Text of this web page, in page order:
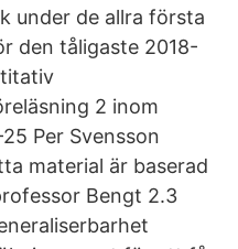
under de allra första
den tåligaste 2018-
2 inom
Per Svensson
material är baserad
Bengt 2.3